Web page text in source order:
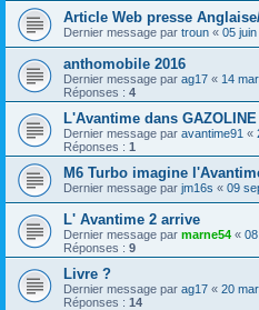
Article Web presse
Dernier message par troun « 05
anthomobile 2016
Dernier message par ag17 « 14
Réponses : 4
L'Avantime dans GAZOLINE
Dernier message par avantime91 «
Réponses : 1
M6 Turbo imagine
Dernier message par jm16s « 09
L' Avantime 2 arrive
Dernier message par marne54 «
Réponses : 9
Livre ?
Dernier message par ag17 « 20
Réponses : 14